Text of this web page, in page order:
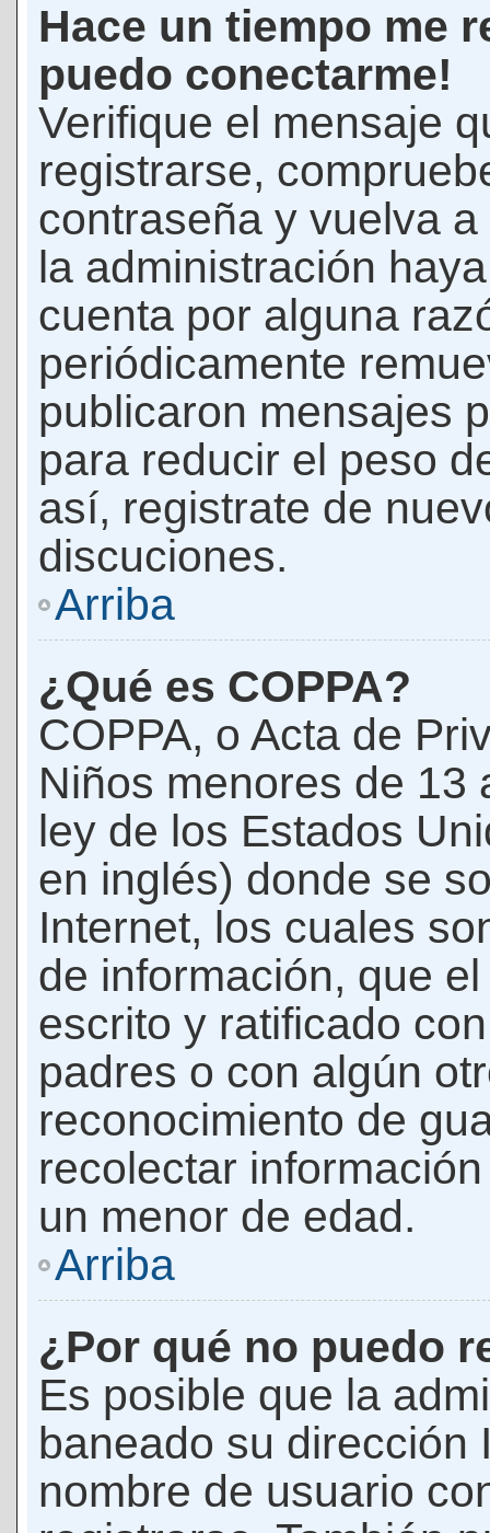
Hace un tiempo me
puedo conectarme!
Verifique el mensaje
registrarse,
contraseña y vuelva
la administración
cuenta por alguna
periódicamente
publicaron mensajes
para reducir el peso
así, registrate de
discuciones.
Arriba
¿Qué es COPPA?
COPPA, o Acta de
Niños menores de 13
ley de los Estados
en inglés) donde se
Internet, los cuales
de información, que
escrito y ratificado
padres o con algún
reconocimiento de
recolectar
un menor de edad.
Arriba
¿Por qué no puedo
Es posible que la
baneado su dirección
nombre de usuario